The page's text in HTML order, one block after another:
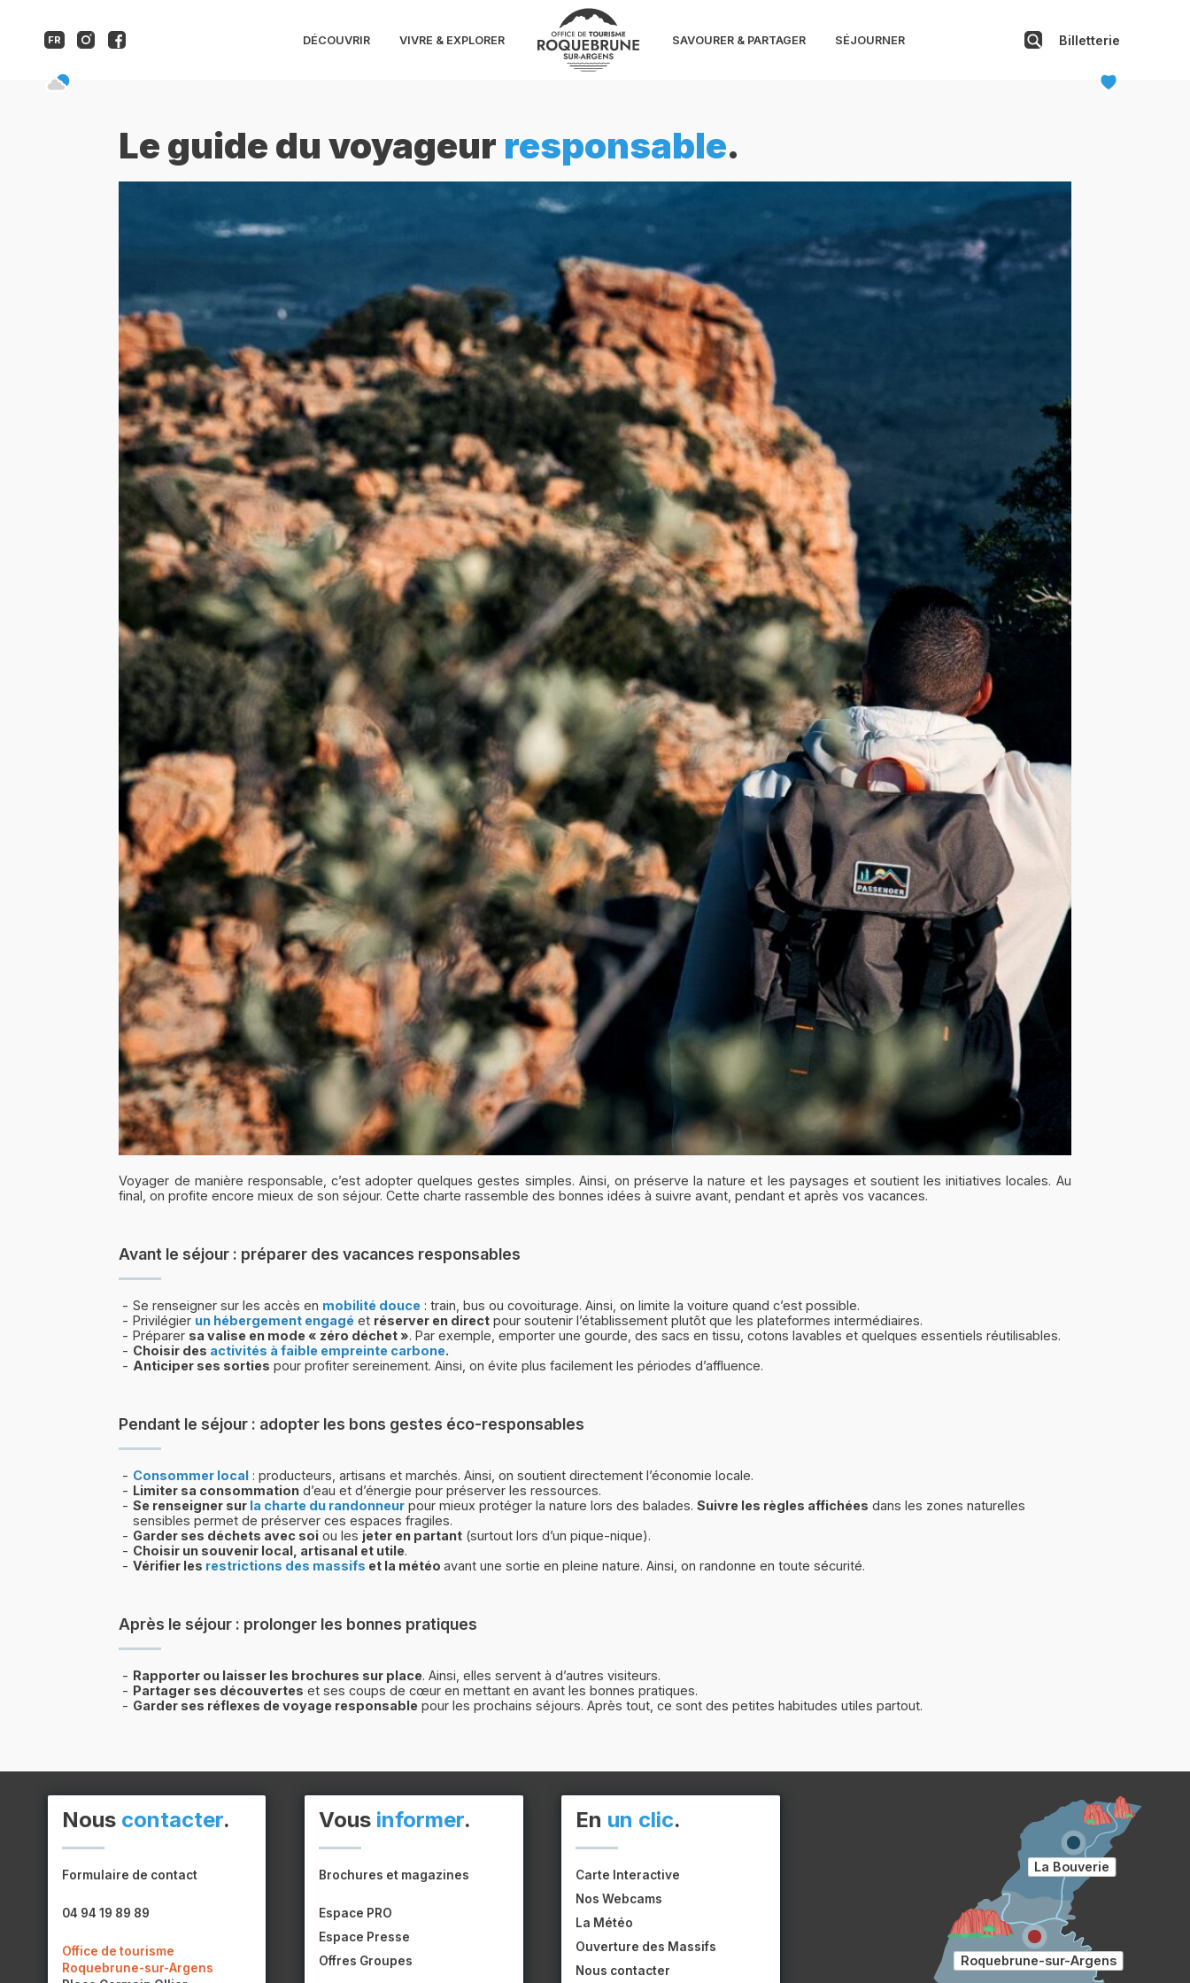
FR DÉCOUVRIR VIVRE & EXPLORER SAVOURER & PARTAGER SÉJOURNER Billetterie
Le guide du voyageur responsable.
Voyager de manière responsable, c’est adopter quelques gestes simples. Ainsi, on préserve la nature et les paysages et soutient les initiatives locales. Au
final, on profite encore mieux de son séjour. Cette charte rassemble des bonnes idées à suivre avant, pendant et après vos vacances.
Avant le séjour : préparer des vacances responsables
Se renseigner sur les accès en mobilité douce : train, bus ou covoiturage. Ainsi, on limite la voiture quand c’est possible.
Privilégier un hébergement engagé et réserver en direct pour soutenir l’établissement plutôt que les plateformes intermédiaires.
Préparer sa valise en mode « zéro déchet ». Par exemple, emporter une gourde, des sacs en tissu, cotons lavables et quelques essentiels réutilisables.
Choisir des activités à faible empreinte carbone.
Anticiper ses sorties pour profiter sereinement. Ainsi, on évite plus facilement les périodes d’affluence.
Pendant le séjour : adopter les bons gestes éco-responsables
Consommer local : producteurs, artisans et marchés. Ainsi, on soutient directement l’économie locale.
Limiter sa consommation d’eau et d’énergie pour préserver les ressources.
Se renseigner sur la charte du randonneur pour mieux protéger la nature lors des balades.Suivre les règles affichées dans les zones naturelles
sensibles permet de préserver ces espaces fragiles.
Garder ses déchets avec soi ou les jeter en partant (surtout lors d’un pique-nique).
Choisir un souvenir local, artisanal et utile.
Vérifier les restrictions des massifs et la météoavant une sortie en pleine nature. Ainsi, on randonne en toute sécurité.
Après le séjour : prolonger les bonnes pratiques
Rapporter ou laisser les brochures sur place. Ainsi, elles servent à d’autres visiteurs.
Partager ses découvertes et ses coups de cœur en mettant en avant les bonnes pratiques.
Garder ses réflexes de voyage responsable pour les prochains séjours. Après tout, ce sont des petites habitudes utiles partout.
Nous contacter.
Formulaire de contact
04 94 19 89 89
Office de tourisme
Roquebrune-sur-Argens
Vous informer.
Brochures et magazines
Espace PRO
Espace Presse
Offres Groupes
En un clic.
Carte Interactive
Nos Webcams
La Météo
Ouverture des Massifs
Nous contacter
La Bouverie
Roquebrune-sur-Argens